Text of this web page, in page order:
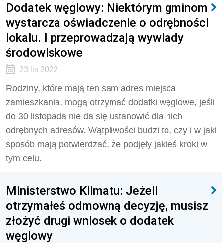
Dodatek węglowy: Niektórym gminom
wystarcza oświadczenie o odrębności
lokalu. I przeprowadzają wywiady
środowiskowe
23 lis 2022
Rodziny, które mają ten sam adres miejsca
zamieszkania, mogą otrzymać dodatki węglowe, jeśli
do 30 listopada nie da się ustanowić dla nich
odrębnych adresów. Wątpliwości budzi to, czy i w jaki
sposób mają potwierdzać, że podjęły jakieś kroki w
tym celu.
Ministerstwo Klimatu: Jeżeli
otrzymałeś odmowną decyzję, musisz
złożyć drugi wniosek o dodatek
węglowy